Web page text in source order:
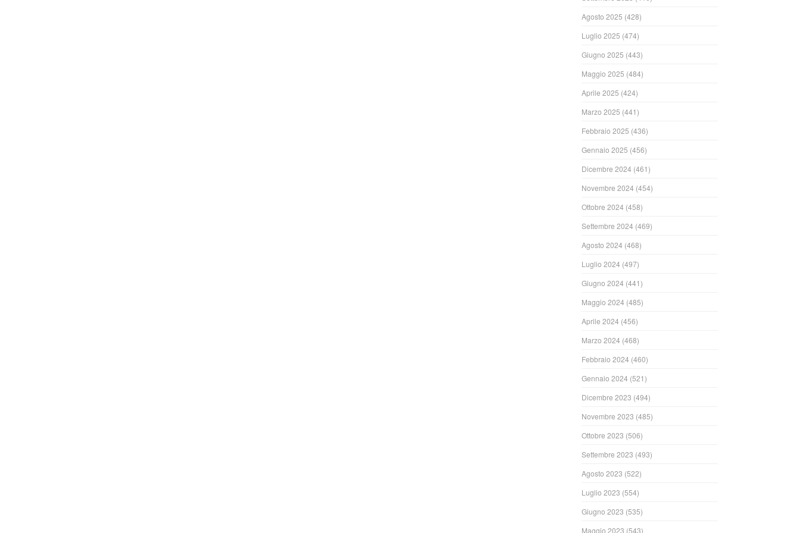
Agosto 2025 (428)
Luglio 2025 (474)
Giugno 2025 (443)
Maggio 2025 (484)
Aprile 2025 (424)
Marzo 2025 (441)
Febbraio 2025 (436)
Gennaio 2025 (456)
Dicembre 2024 (461)
Novembre 2024 (454)
Ottobre 2024 (458)
Settembre 2024 (469)
Agosto 2024 (468)
Luglio 2024 (497)
Giugno 2024 (441)
Maggio 2024 (485)
Aprile 2024 (456)
Marzo 2024 (468)
Febbraio 2024 (460)
Gennaio 2024 (521)
Dicembre 2023 (494)
Novembre 2023 (485)
Ottobre 2023 (506)
Settembre 2023 (493)
Agosto 2023 (522)
Luglio 2023 (554)
Giugno 2023 (535)
Maggio 2023 (543)